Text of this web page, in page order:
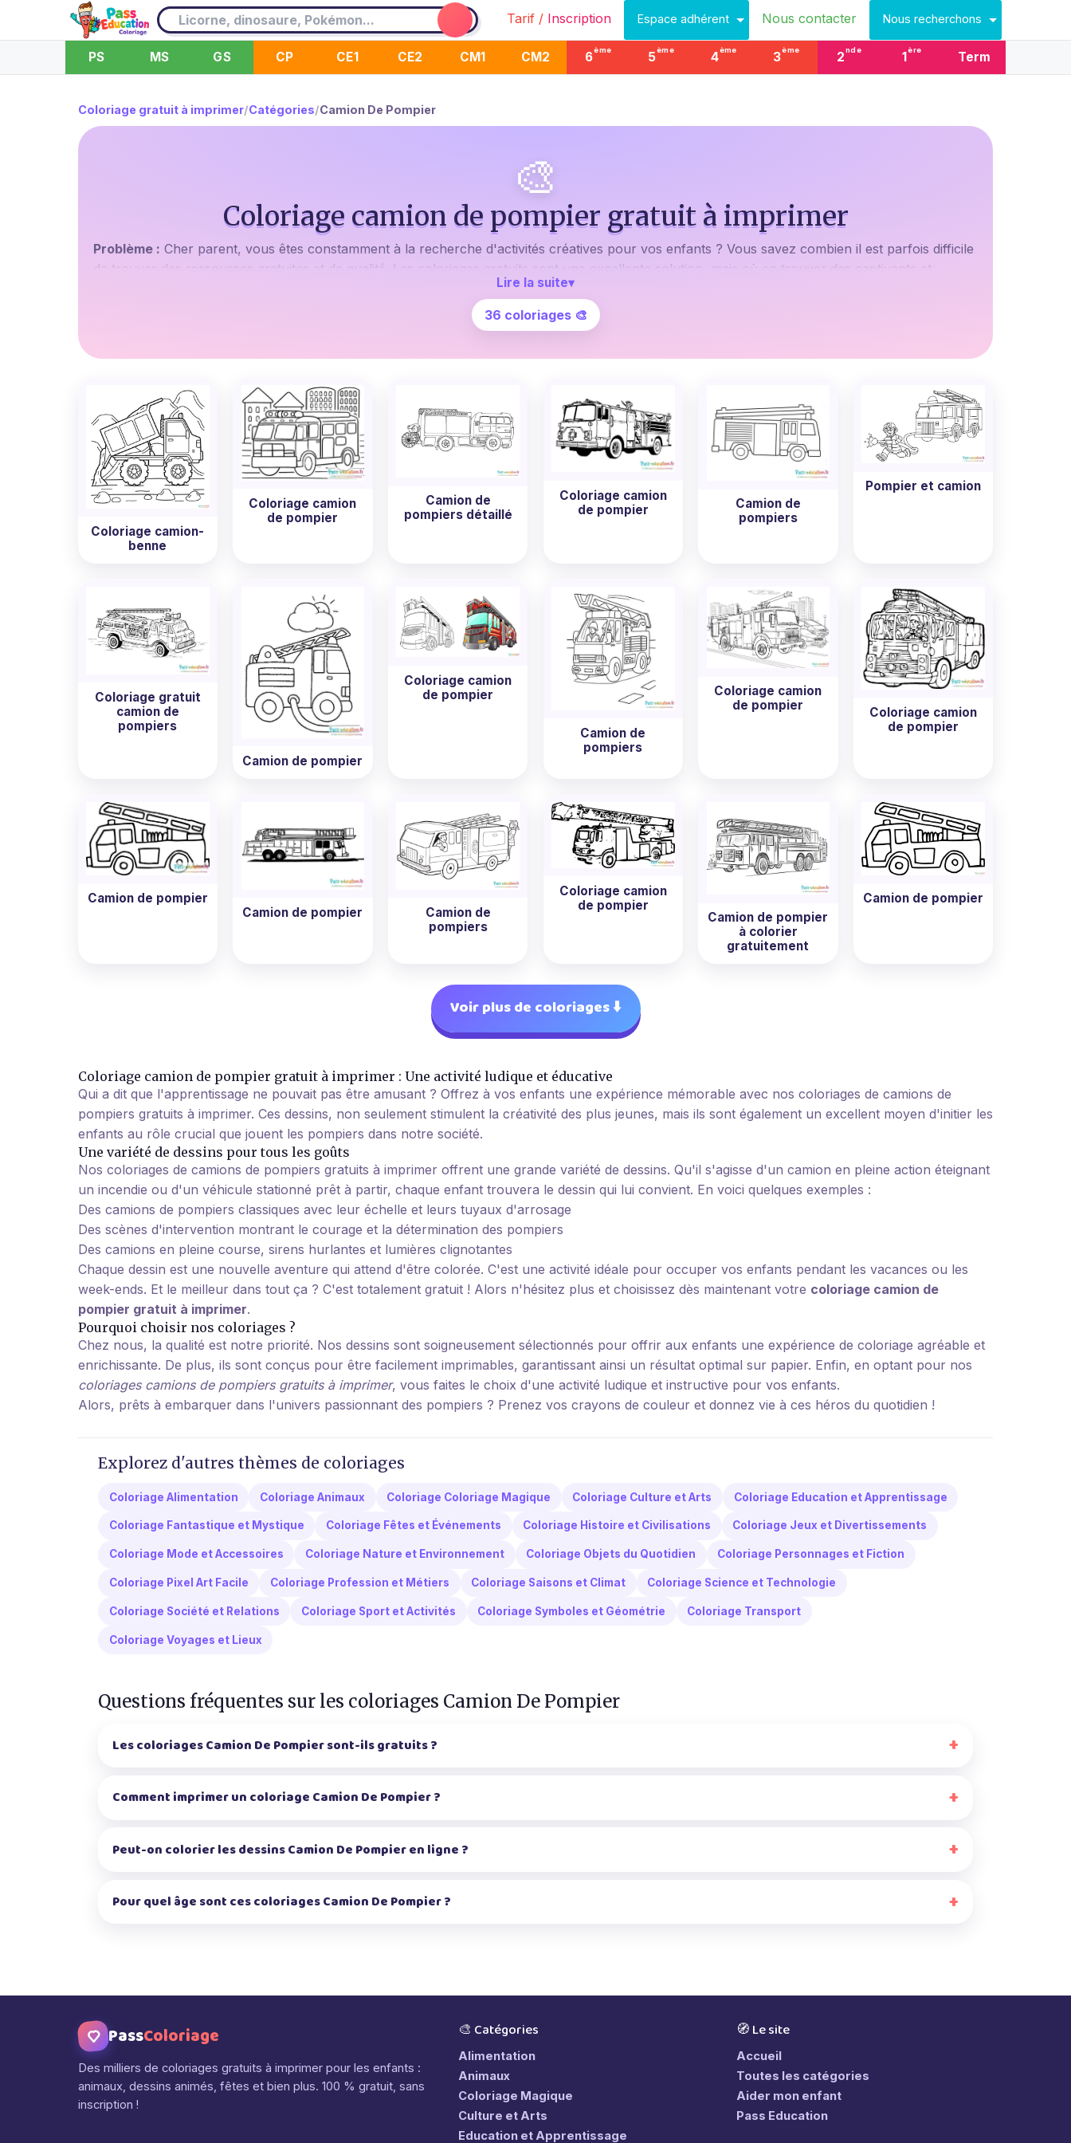
Tarif / Inscription Espace adhérent Nous contacter Nous recherchons
PS MS GS CP CE1 CE2 CM1 CM2 6ème 5ème 4ème 3ème 2nde 1ère Term
Coloriage gratuit à imprimer/Catégories/Camion De Pompier
🎨
Coloriage camion de pompier gratuit à imprimer
Problème : Cher parent, vous êtes constamment à la recherche d'activités créatives pour vos enfants ? Vous savez combien il est parfois difficile
de trouver des ressources gratuites et de qualité. Les coloriages gratuits sont une excellente solution, mais où en trouver des captivants et
Imaginez un moment sans écran, où votre enfant s'émerveille en donnant vie à un héroïque camion de pompier grâce à ses crayons
de couleur. Le sourire sur son visage, l'excitation dans ses yeux... C'est exactement ce que nous voulons offrir avec notre sélection de coloriage
stimuler la créativité et l'imagination tout en offrant une activité relaxante. Alors n'hésitez plus, choisissez votre dessin préféré et lancez-vous
dans une aventure artistique avec nos coloriages gratuits !
Lire la suite▾
36 coloriages 🎨
Coloriage camion-
benne
Coloriage camion
de pompier
Camion de
pompiers détaillé
Coloriage camion
de pompier
Camion de
pompiers
Pompier et camion
Coloriage gratuit
camion de
pompiers
Camion de pompier
Coloriage camion
de pompier
Camion de
pompiers
Coloriage camion
de pompier
Coloriage camion
de pompier
Camion de pompier
Camion de pompier
Camion de
pompiers
Coloriage camion
de pompier
Camion de pompier
à colorier
gratuitement
Camion de pompier
Voir plus de coloriages ⬇️
Coloriage camion de pompier gratuit à imprimer : Une activité ludique et éducative
Qui a dit que l'apprentissage ne pouvait pas être amusant ? Offrez à vos enfants une expérience mémorable avec nos coloriages de camions de
pompiers gratuits à imprimer. Ces dessins, non seulement stimulent la créativité des plus jeunes, mais ils sont également un excellent moyen d'initier les
enfants au rôle crucial que jouent les pompiers dans notre société.
Une variété de dessins pour tous les goûts
Nos coloriages de camions de pompiers gratuits à imprimer offrent une grande variété de dessins. Qu'il s'agisse d'un camion en pleine action éteignant
un incendie ou d'un véhicule stationné prêt à partir, chaque enfant trouvera le dessin qui lui convient. En voici quelques exemples :
Des camions de pompiers classiques avec leur échelle et leurs tuyaux d'arrosage
Des scènes d'intervention montrant le courage et la détermination des pompiers
Des camions en pleine course, sirens hurlantes et lumières clignotantes
Chaque dessin est une nouvelle aventure qui attend d'être colorée. C'est une activité idéale pour occuper vos enfants pendant les vacances ou les
week-ends. Et le meilleur dans tout ça ? C'est totalement gratuit ! Alors n'hésitez plus et choisissez dès maintenant votre coloriage camion de
pompier gratuit à imprimer.
Pourquoi choisir nos coloriages ?
Chez nous, la qualité est notre priorité. Nos dessins sont soigneusement sélectionnés pour offrir aux enfants une expérience de coloriage agréable et
enrichissante. De plus, ils sont conçus pour être facilement imprimables, garantissant ainsi un résultat optimal sur papier. Enfin, en optant pour nos
coloriages camions de pompiers gratuits à imprimer, vous faites le choix d'une activité ludique et instructive pour vos enfants.
Alors, prêts à embarquer dans l'univers passionnant des pompiers ? Prenez vos crayons de couleur et donnez vie à ces héros du quotidien !
Explorez d'autres thèmes de coloriages
Coloriage Alimentation Coloriage Animaux Coloriage Coloriage Magique Coloriage Culture et Arts Coloriage Education et Apprentissage
Coloriage Fantastique et Mystique Coloriage Fêtes et Événements Coloriage Histoire et Civilisations Coloriage Jeux et Divertissements
Coloriage Mode et Accessoires Coloriage Nature et Environnement Coloriage Objets du Quotidien Coloriage Personnages et Fiction
Coloriage Pixel Art Facile Coloriage Profession et Métiers Coloriage Saisons et Climat Coloriage Science et Technologie
Coloriage Société et Relations Coloriage Sport et Activités Coloriage Symboles et Géométrie Coloriage Transport
Coloriage Voyages et Lieux
Questions fréquentes sur les coloriages Camion De Pompier
Les coloriages Camion De Pompier sont-ils gratuits ?
Comment imprimer un coloriage Camion De Pompier ?
Peut-on colorier les dessins Camion De Pompier en ligne ?
Pour quel âge sont ces coloriages Camion De Pompier ?
PassColoriage
Des milliers de coloriages gratuits à imprimer pour les enfants :
animaux, dessins animés, fêtes et bien plus. 100 % gratuit, sans
inscription !
🎨 Catégories
Alimentation
Animaux
Coloriage Magique
Culture et Arts
Education et Apprentissage
🧭 Le site
Accueil
Toutes les catégories
Aider mon enfant
Pass Education